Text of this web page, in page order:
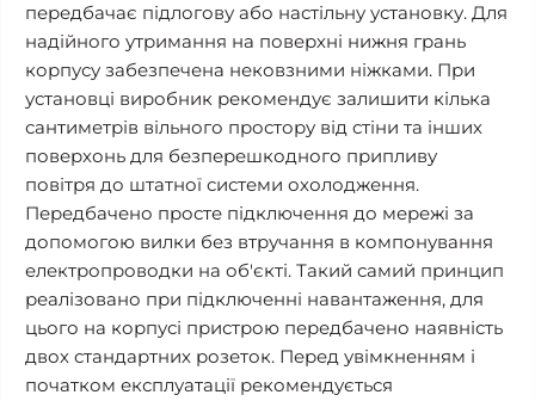
передбачає підлогову або настільну установку. Для
надійного утримання на поверхні нижня грань
корпусу забезпечена нековзними ніжками. При
установці виробник рекомендує залишити кілька
сантиметрів вільного простору від стіни та інших
поверхонь для безперешкодного припливу
повітря до штатної системи охолодження.
Передбачено просте підключення до мережі за
допомогою вилки без втручання в компонування
електропроводки на об'єкті. Такий самий принцип
реалізовано при підключенні навантаження, для
цього на корпусі пристрою передбачено наявність
двох стандартних розеток. Перед увімкненням і
початком експлуатації рекомендується